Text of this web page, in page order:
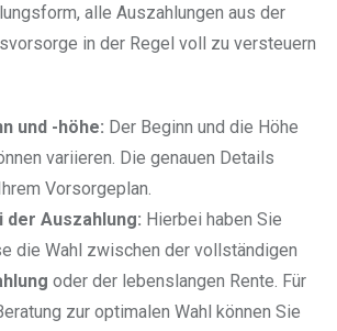
alle Auszahlungen aus der
in der Regel voll zu versteuern
und -höhe: Der Beginn und die Höhe
variieren. Die genauen Details
Vorsorgeplan.
der Auszahlung: Hierbei haben Sie
die Wahl zwischen der vollständigen
oder der lebenslangen Rente. Für
zur optimalen Wahl können Sie